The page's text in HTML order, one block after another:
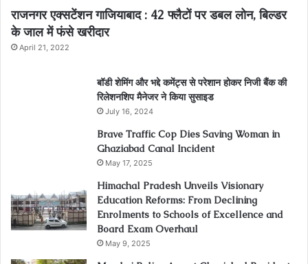
राजनगर एक्सटेंशन गाजियाबाद : 42 फ्लैटों पर डबल लोन, बिल्डर
के जाल में फंसे खरीदार
April 21, 2022
बॉडी शेमिंग और भद्दे कमेंट्स से परेशान होकर निजी बैंक की
रिलेशनशिप मैनेजर ने किया सुसाइड
July 16, 2024
Brave Traffic Cop Dies Saving Woman in
Ghaziabad Canal Incident
May 17, 2025
Himachal Pradesh Unveils Visionary
Education Reforms: From Declining
Enrolments to Schools of Excellence and
Board Exam Overhaul
May 9, 2025